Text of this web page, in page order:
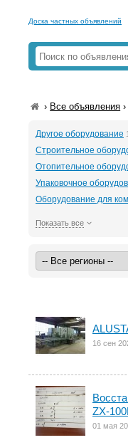
Доска частных объявлений
› Все объявления
Другое оборудование
Строительное
Отопительное
Упаковочное
Оборудование для
Показать все
16 сен
ZX-
01 мая